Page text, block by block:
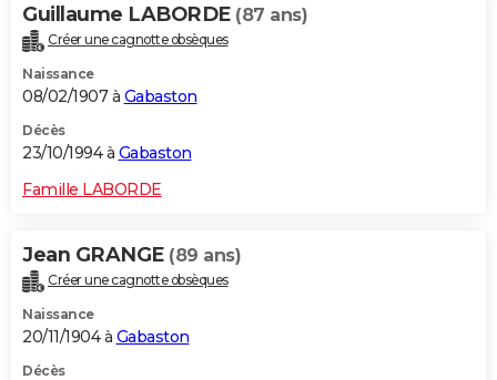
Guillaume LABORDE (87 ans)
Créer une cagnotte obsèques
Naissance
08/02/1907 à Gabaston
Décès
23/10/1994 à Gabaston
Famille LABORDE
Jean GRANGE (89 ans)
Créer une cagnotte obsèques
Naissance
20/11/1904 à Gabaston
Décès